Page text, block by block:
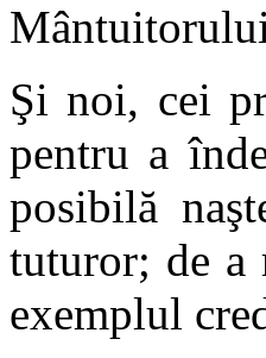
Şi noi, cei
pentru a
posibilă
tuturor; de a
exemplul